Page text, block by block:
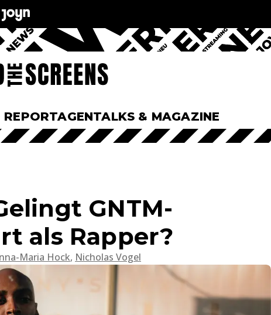
TALKS & MAGAZINE
GNTM-
als Rapper?
Maria Hock, Nicholas Vogel